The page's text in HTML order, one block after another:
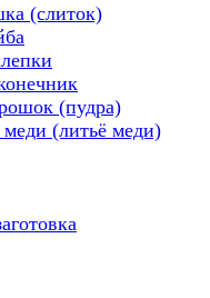
(слиток)
(пудра)
(литьё меди)